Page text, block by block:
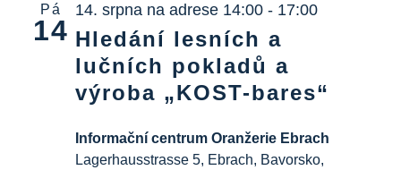
Ke stažení na
Místo výuky
Kulinářské dědictví
Pá
14
14. srpna na adrese 14:00 - 17:00
Hledání lesních a
lučních pokladů a
výroba „KOST-bares“
Informační centrum Oranžerie Ebrach
Lagerhausstrasse 5, Ebrach, Bavorsko,